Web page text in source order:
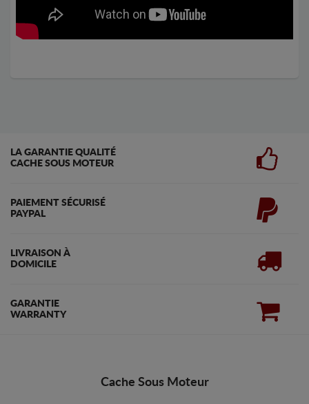
LA GARANTIE QUALITÉ
CACHE SOUS MOTEUR
PAIEMENT SÉCURISÉ
PAYPAL
LIVRAISON À
DOMICILE
GARANTIE
WARRANTY
Cache Sous Moteur